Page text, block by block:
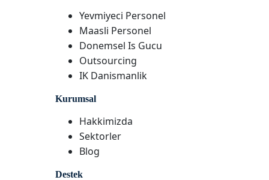
Yevmiyeci Personel
Maasli Personel
Donemsel Is Gucu
Outsourcing
IK Danismanlik
Kurumsal
Hakkimizda
Sektorler
Blog
Destek